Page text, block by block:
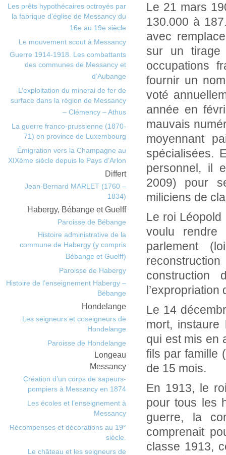
Les prêts hypothécaires octroyés par
la fabrique d’église de Messancy du
16e au 19e siècle
Le mouvement scout à Messancy
Guerre 1914-1918. Les combattants
des communes de Messancy et
d’Aubange
L’exploitation du minerai de fer de
surface dans la région de Messancy
– Clémency – Athus
La guerre franco-prussienne (1870-
71) en province de Luxembourg
Émigration vers la Champagne au
XIXème siècle depuis le Pays d’Arlon
Differt
Jean-Bernard MARLET (1760 –
1834)
Habergy, Bébange et Guelff
Paroisse de Bébange
Histoire administrative de la
commune de Habergy (y compris
Bébange et Guelff)
Paroisse de Habergy
Histoire de l’enseignement Habergy –
Bébange
Hondelange
Les seigneurs et coseigneurs de
Hondelange
Paroisse de Hondelange
Longeau
Messancy
Création d’un corps de sapeurs-
pompiers à Messancy en 1874
Les écoles et l’enseignement à
Messancy
Récompenses et décorations au 19°
siècle.
Le château et les seigneurs de
Le 21 mars
130.000 à
avec
sur un tirage
occupations
fournir un
voté
année en
mauvais
moyennant
spécialisées.
personnel, il
2009) pour
miliciens de
Le roi Léopold
voulu
parlement
l’expropriation
Le 14
mort, instaure
qui est mis en
fils par famille
de 15 mois.
En 1913, le
pour tous les
guerre, la
comprenait
classe 1913,